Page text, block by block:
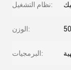
نظام التشغيل:
الوزن:
البرمجيات: